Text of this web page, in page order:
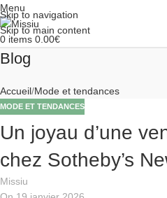
Skip to navigation
Skip to main content
Menu
0 items 0.00€
Blog
Accueil Mode et tendances
MODE ET TENDANCES
Un joyau d’une
chez Sotheby’s
Missiu